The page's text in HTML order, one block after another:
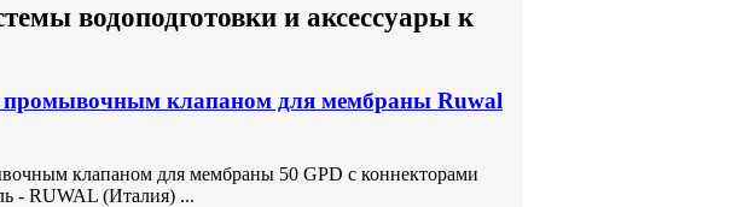
водоподготовки и аксессуары к
промывочным клапаном для мембраны Ruwal
клапаном для мембраны 50 GPD с коннекторами
- RUWAL (Италия) ...